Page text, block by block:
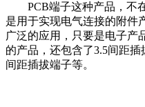
PCB端子这种产品，不在
是用于实现电气连接的附件
广泛的应用，只要是电子产
的产品，还包含了3.5间距插
间距插拔端子等。